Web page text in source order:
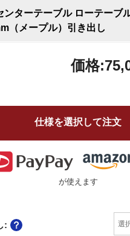
ターテーブル ローテーブ
（メープル）引き出し
価格:
仕様を選択して注文
が使えます
: